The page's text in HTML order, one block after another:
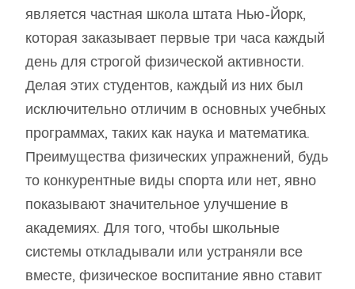
является частная школа штата Нью-Йорк,
которая заказывает первые три часа каждый
день для строгой физической активности.
Делая этих студентов, каждый из них был
исключительно отличим в основных учебных
программах, таких как наука и математика.
Преимущества физических упражнений, будь
то конкурентные виды спорта или нет, явно
показывают значительное улучшение в
академиях. Для того, чтобы школьные
системы откладывали или устраняли все
вместе, физическое воспитание явно ставит